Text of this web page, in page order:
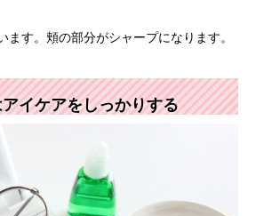
ます。頬の部分がシャープになります。
イケアをしっかりする